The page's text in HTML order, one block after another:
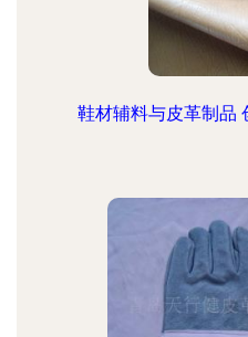
鞋材辅料与皮革制品